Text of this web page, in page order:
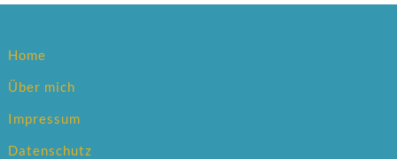
Home
Über mich
Impressum
Datenschutz